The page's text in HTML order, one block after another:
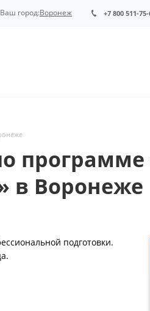
+7 800 511-
Ваш город:Воронеж
программе
в Воронеже
подготовки.